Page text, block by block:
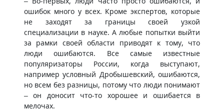
ошибок много у всех. Кроме экспертов, которые
не заходят за границы своей узкой
специализации в науке. А любые попытки выйти
за рамки своей области приводят к тому, что
люди ошибаются. Все самые известные
популяризаторы России, когда выступают,
например условный Дробышевский, ошибаются,
но всем без разницы, потому что люди понимают
– он доносит что-то хорошее и ошибается в
мелочах.